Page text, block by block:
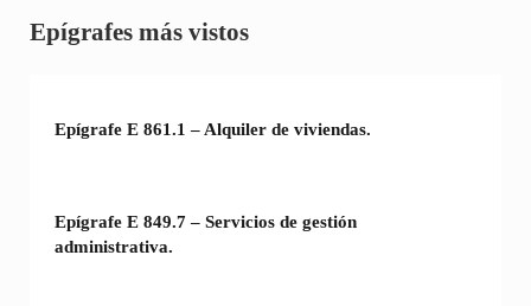
Sidebar
Epígrafes más vistos
Epígrafe E 861.1 – Alquiler de viviendas.
Epígrafe E 849.7 – Servicios de gestión
administrativa.